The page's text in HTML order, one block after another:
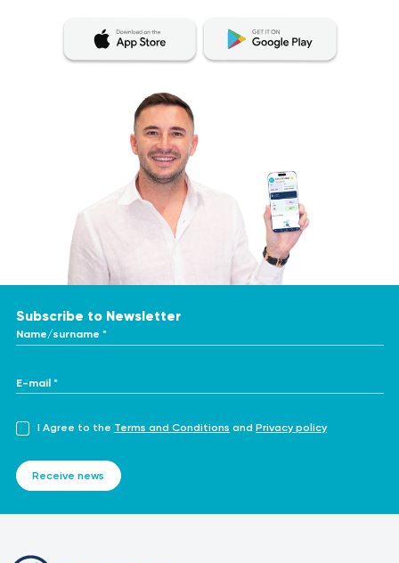
Subscribe to Newsletter
Name/surname *
E-mail *
I Agree to the Terms and Conditions and Privacy policy
Receive news